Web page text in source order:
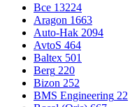
Все 13224
Aragon 1663
Auto-Hak 2094
AvtoS 464
Baltex 501
Berg 220
Bizon 252
BMS Engineering 22